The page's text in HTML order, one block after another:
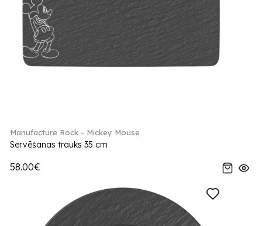
Manufacture Rock - Mickey Mouse
Servēšanas trauks 35 cm
58.00€